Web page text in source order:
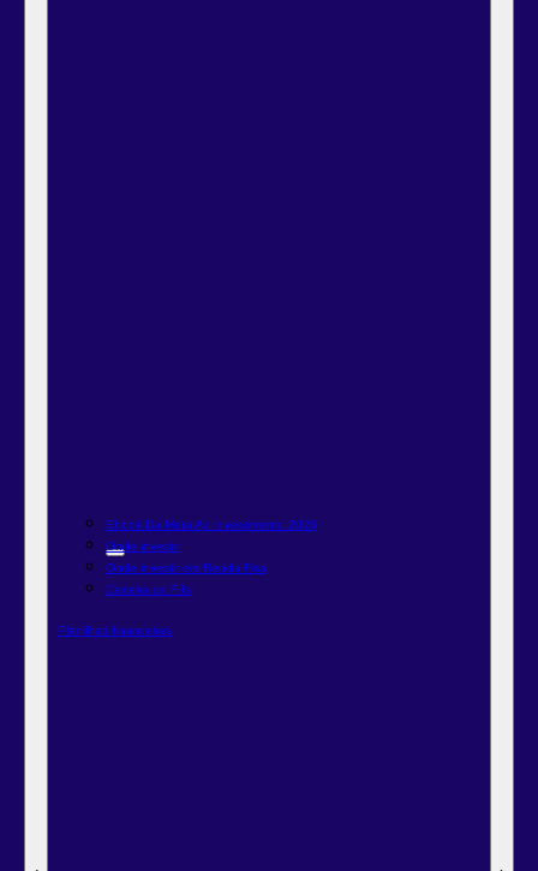
Ebook Da Meta Ao Investimento 2026
Onde investir
Onde investir em Renda Fixa
Carteira de FIIs
Planilhas financeiras